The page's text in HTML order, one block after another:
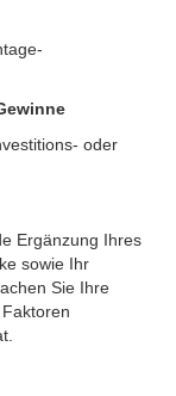
oder
Ergänzung Ihres
sowie Ihr
Sie Ihre